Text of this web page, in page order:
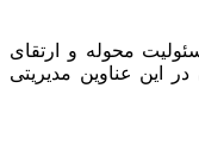
محوله و ارتقای
در این عناوین مدیریتی